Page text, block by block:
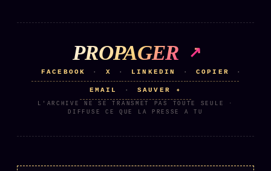
Lectures des sœurs
Bienvenue nouveau membre
Manifeste pricing
Se connecter
PROPAGER
FACEBOOK · X · LINKEDIN · COPIER ·
EMAIL · SAUVER ✦
L'ARCHIVE NE SE TRANSMET PAS TOUTE SEULE ·
DIFFUSE CE QUE LA PRESSE A TU